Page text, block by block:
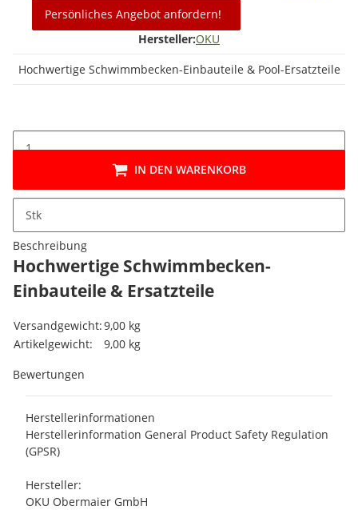
Persönliches Angebot anfordern!
Hersteller:OKU
Hochwertige Schwimmbecken-Einbauteile & Pool-Ersatzteile
Stk
IN DEN WARENKORB
Beschreibung
Hochwertige Schwimmbecken-
Einbauteile & Ersatzteile
Produkteigenschaft
Wert
Versandgewicht:9,00 kg
Artikelgewicht:
9,00 kg
Bewertungen
Herstellerinformationen
Herstellerinformation General Product Safety Regulation
(GPSR)
Hersteller:
OKU Obermaier GmbH